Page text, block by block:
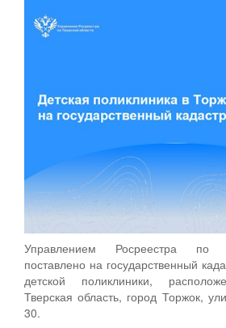
Управлением Росреестра по
поставлено на государственный
детской поликлиники,
Тверская область, город Торжок,
30.